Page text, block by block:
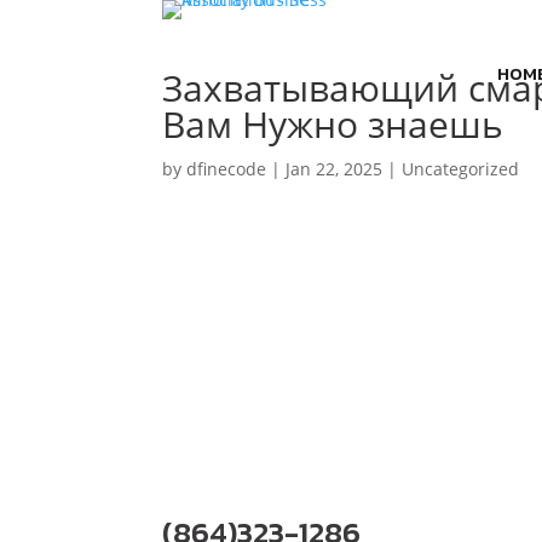
Захватывающий
Вам Нужно знаешь
bydfinecode | Jan 22, 2025 | Uncategorized
(864)323-1286